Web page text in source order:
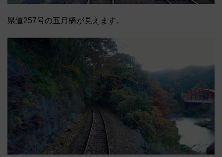
県道257号の五月橋が見えます。